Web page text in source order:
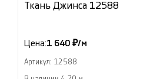
Ткань Джинса 12588
Цена:1 640 ₽/м
Артикул: 12588